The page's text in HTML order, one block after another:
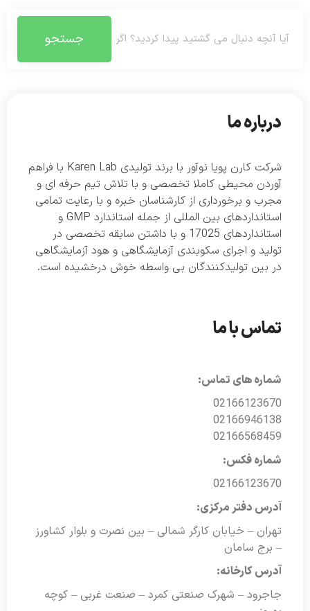
جستجو
تماس با ما
شماره های تماس:
02166123670
02166946138
02166568459
شماره فکس:
02166123670
آدرس دفتر مرکزی:
تهران – خیابان کارگر شمالی – بین نصرت و بلوار کشاورز
– برج سامان
آدرس کارخانه:
جاجرود – شهرک صنعتی کمرد – صنعت غربی – کوچه
درباره ما
شرکت کارن پویا نوآور با برند تولیدی Karen Lab با فراهم
آوردن محیطی کاملا تخصصی و با تلاش تیم حرفه ای و
مجرب و برخورداری از کارشناسان خبره و با رعایت تمامی
استانداردهای بین المللی از جمله استاندارد GMP و
استانداردهای 17025 و با داشتن سابقه تخصصی در
تولید و اجرای سکوبندی آزمایشگاهی و هود آزمایشگاهی
در بین تولیدکنندگان بی واسطه خوش درخشیده است.